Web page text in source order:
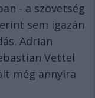
- a szövetség
sem igazán
Adrian
Vettel
még annyira